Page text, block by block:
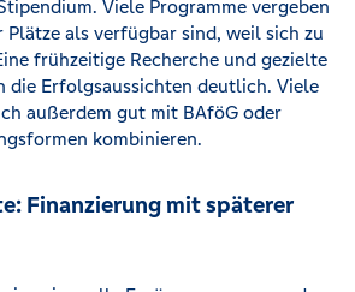
Viele Programme vergeben
als verfügbar sind, weil sich zu
frühzeitige Recherche und gezielte
die Erfolgsaussichten deutlich. Viele
außerdem gut mit BAföG oder
kombinieren.
Finanzierung mit späterer